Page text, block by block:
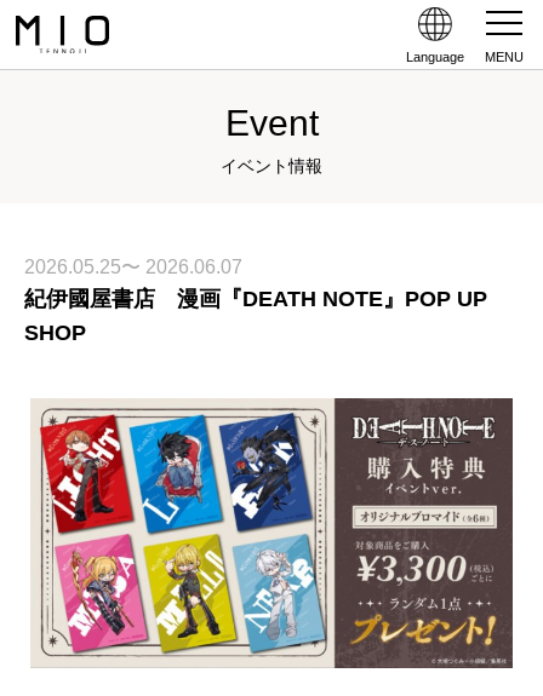
Language MENU
Event
イベント情報
2026.05.25〜 2026.06.07
紀伊國屋書店 漫画『DEATH NOTE』POP UP
SHOP